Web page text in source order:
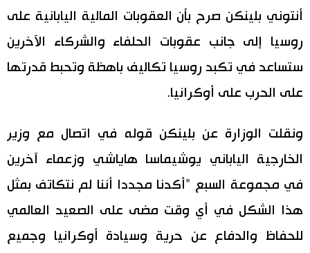
اقتصاد
ثقافة
لايف ستايل
إعلان
المطبخ الياباني
أنتوني بلينكن صرح بأن العقوبات المالية اليابانية على
روسيا إلى جانب عقوبات الحلفاء والشركاء الآخرين
ستساعد في تكبد روسيا تكاليف باهظة وتحبط قدرتها
على الحرب على أوكرانيا.
ونقلت الوزارة عن بلينكن قوله في اتصال مع وزير
الخارجية الياباني يوشيماسا هاياشي وزعماء آخرين
في مجموعة السبع "أكدنا مجددا أننا لم نتكاتف بمثل
هذا الشكل في أي وقت مضى على الصعيد العالمي
للحفاظ والدفاع عن حرية وسيادة أوكرانيا وجميع